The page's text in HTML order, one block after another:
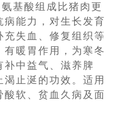
基酸组成比猪肉更
能力，对生长发育
充失血、修复组织等
暖胃作用，为寒冬
补中益气、滋养脾
止涎的功效。适用
软、贫血久病及面